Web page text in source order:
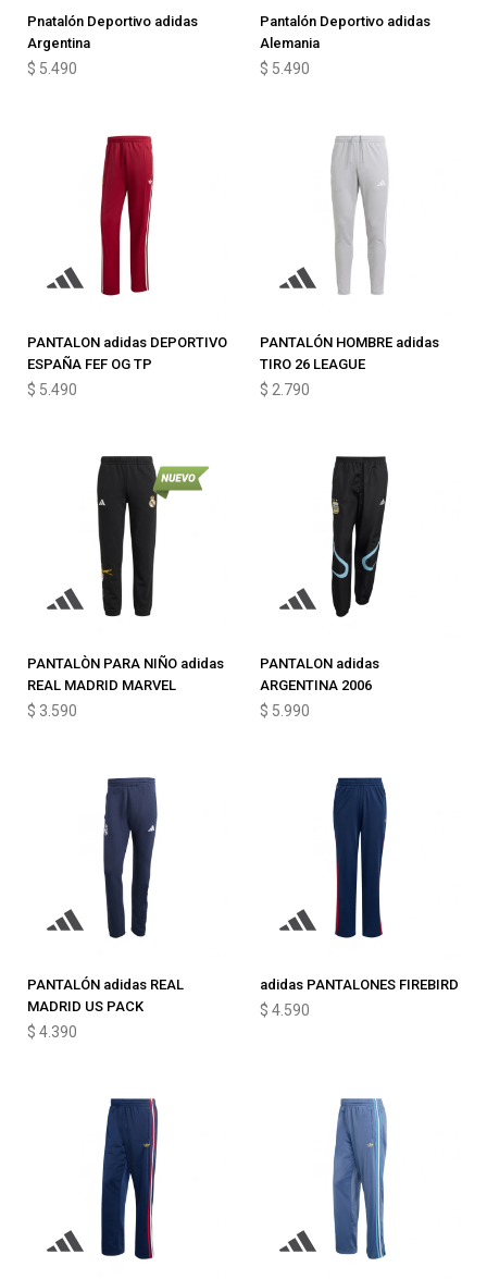
Pnatalón Deportivo adidas
Argentina
$ 5.490
Pantalón Deportivo adidas
Alemania
$ 5.490
PANTALON adidas DEPORTIVO
ESPAÑA FEF OG TP
$ 5.490
PANTALÓN HOMBRE adidas
TIRO 26 LEAGUE
$ 2.790
PANTALÒN PARA NIÑO adidas
REAL MADRID MARVEL
$ 3.590
PANTALON adidas
ARGENTINA 2006
$ 5.990
PANTALÓN adidas REAL
MADRID US PACK
$ 4.390
adidas PANTALONES FIREBIRD
$ 4.590